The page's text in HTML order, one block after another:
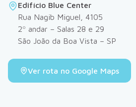
Edifício Blue Center
Rua Nagib Miguel, 4105
2º andar – Salas 28 e 29
São João da Boa Vista – SP
Ver rota no Google Maps